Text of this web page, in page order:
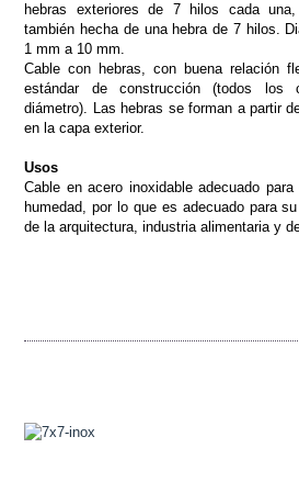
hebras exteriores de 7 hilos cada
también hecha de una hebra de 7 hilos.
1 mm a 10 mm.
Cable con hebras, con buena relación
estándar de construcción (todos los
diámetro). Las hebras se forman a partir
en la capa exterior.
Usos
Cable en acero inoxidable adecuado
humedad, por lo que es adecuado para
de la arquitectura, industria alimentaria y